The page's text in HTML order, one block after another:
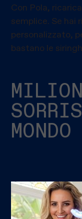
Con Pola,
semplice. Se hai
personalizzato,
bastano le
MONDO